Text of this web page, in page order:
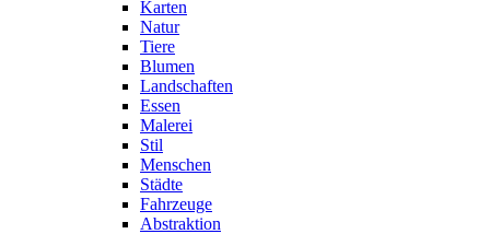
Karten
Natur
Tiere
Blumen
Landschaften
Essen
Malerei
Stil
Menschen
Städte
Fahrzeuge
Abstraktion